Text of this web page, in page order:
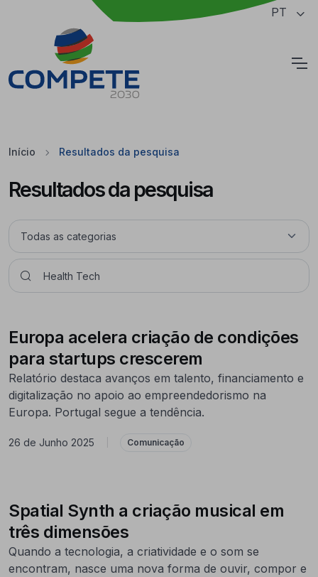
Saltar para o conteúdo principal da página PT
Início Resultados da pesquisa
Resultados da pesquisa
Europa acelera criação de condições
para startups crescerem
Relatório destaca avanços em talento, financiamento e
digitalização no apoio ao empreendedorismo na
Europa. Portugal segue a tendência.
26 de Junho 2025 Comunicação
Spatial Synth a criação musical em
três dimensões
Quando a tecnologia, a criatividade e o som se
encontram, nasce uma nova forma de ouvir, compor e